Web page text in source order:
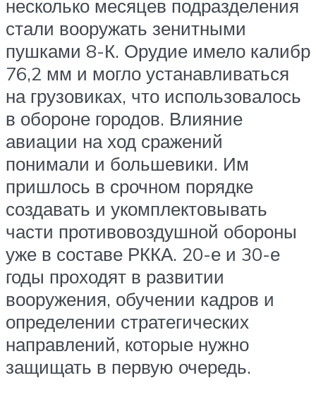
несколько месяцев подразделения
стали вооружать зенитными
пушками 8-К. Орудие имело калибр
76,2 мм и могло устанавливаться
на грузовиках, что использовалось
в обороне городов. Влияние
авиации на ход сражений
понимали и большевики. Им
пришлось в срочном порядке
создавать и укомплектовывать
части противовоздушной обороны
уже в составе РККА. 20-е и 30-е
годы проходят в развитии
вооружения, обучении кадров и
определении стратегических
направлений, которые нужно
защищать в первую очередь.